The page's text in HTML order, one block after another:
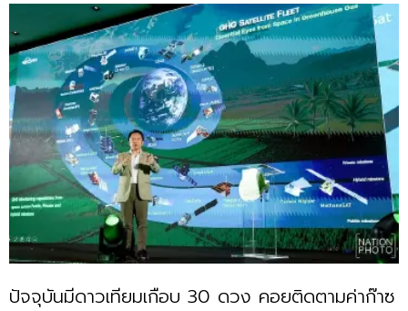
ปัจจุบันมีดาวเทียมเกือบ 30 ดวง คอยติดตามค่าก๊าซ